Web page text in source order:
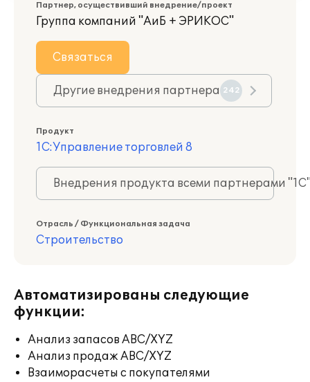
Партнер, осуществивший внедрение/проект
Группа компаний "АиБ + ЭРИКОС"
Связаться
Другие внедрения партнера 242
Продукт
1С:Управление торговлей 8
Внедрения продукта всеми партнерами
Отрасль / Функциональная задача
Строительство
Автоматизированы следующие
функции:
Анализ запасов ABC/XYZ
Анализ продаж ABC/XYZ
Взаиморасчеты с покупателями